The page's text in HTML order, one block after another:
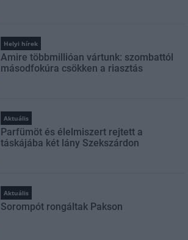
Helyi hírek
Amire többmillióan vártunk: szombattól
másodfokúra csökken a riasztás
Aktuális
Parfümöt és élelmiszert rejtett a
táskájába két lány Szekszárdon
Aktuális
Sorompót rongáltak Pakson